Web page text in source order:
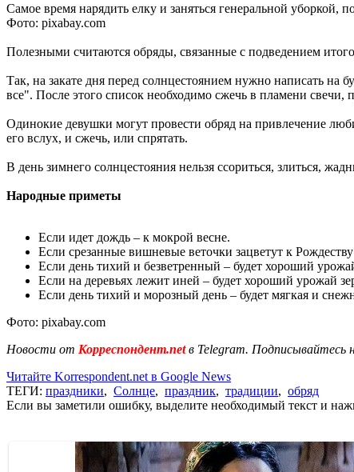
Самое время нарядить елку и заняться генеральной уборкой,
Фото: pixabay.com
Полезными считаются обряды, связанные с подведением
Так, на закате дня перед солнцестоянием нужно написать
все". После этого список необходимо сжечь в пламени свечи,
Одинокие девушки могут провести обряд на привлечение
его вслух, и сжечь, или спрятать.
В день зимнего солнцестояния нельзя ссориться, злиться,
Народные приметы
Если идет дождь – к мокрой весне.
Если срезанные вишневые веточки зацветут к
Если день тихий и безветренный – будет хороший
Если на деревьях лежит иней – будет хороший урожай
Если день тихий и морозный день – будет мягкая и
Фото: pixabay.com
Новости от Корреспондент.netв Telegram. Подписывайтесь
Читайте Korrespondent.net в Google News
ТЕГИ: праздники, Солнце, праздник, традиции, обряд
Если вы заметили ошибку, выделите необходимый текст и